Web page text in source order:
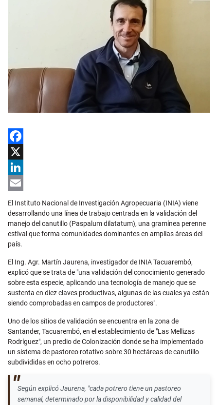
Facebook
X
LinkedIn
Email
El Instituto Nacional de Investigación Agropecuaria (INIA) viene
desarrollando una línea de trabajo centrada en la validación del
manejo del canutillo (Paspalum dilatatum), una gramínea perenne
estival que forma comunidades dominantes en amplias áreas del
país.
El Ing. Agr. Martín Jaurena, investigador de INIA Tacuarembó,
explicó que se trata de "una validación del conocimiento generado
sobre esta especie, aplicando una tecnología de manejo que se
sustenta en diez claves productivas, algunas de las cuales ya están
siendo comprobadas en campos de productores".
Uno de los sitios de validación se encuentra en la zona de
Santander, Tacuarembó, en el establecimiento de "Las Mellizas
Rodríguez", un predio de Colonización donde se ha implementado
un sistema de pastoreo rotativo sobre 30 hectáreas de canutillo
subdivididas en ocho potreros.
Según explicó Jaurena, "cada potrero tiene un pastoreo
semanal, determinado por la disponibilidad y calidad del